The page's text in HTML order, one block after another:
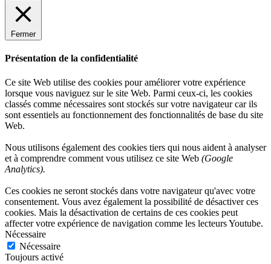
Fermer
Présentation de la confidentialité
Ce site Web utilise des cookies pour améliorer votre expérience
lorsque vous naviguez sur le site Web. Parmi ceux-ci, les cookies
classés comme nécessaires sont stockés sur votre navigateur car ils
sont essentiels au fonctionnement des fonctionnalités de base du site
Web.
Nous utilisons également des cookies tiers qui nous aident à analyser
et à comprendre comment vous utilisez ce site Web (Google
Analytics).
Ces cookies ne seront stockés dans votre navigateur qu'avec votre
consentement. Vous avez également la possibilité de désactiver ces
cookies. Mais la désactivation de certains de ces cookies peut
affecter votre expérience de navigation comme les lecteurs Youtube.
Nécessaire
Nécessaire
Toujours activé